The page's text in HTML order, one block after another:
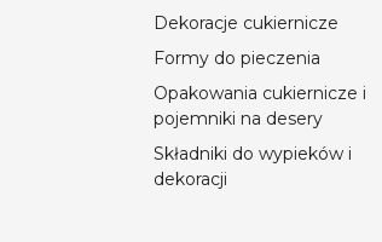
Dekoracje cukiernicze
Formy do pieczenia
Opakowania cukiernicze i
pojemniki na desery
Składniki do wypieków i
dekoracji